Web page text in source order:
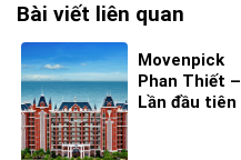
Bài viết liên quan
Movenpick
Phan Thiết –
Lần đầu tiên